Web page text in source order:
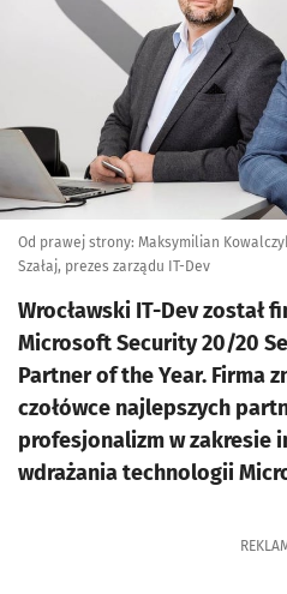
Od prawej strony: Maksymilian
Szałaj, prezes zarządu IT-Dev
Wrocławski IT-Dev został
Microsoft Security 20/20
Partner of the Year. Firma
czołówce najlepszych
profesjonalizm w zakresie
wdrażania technologii